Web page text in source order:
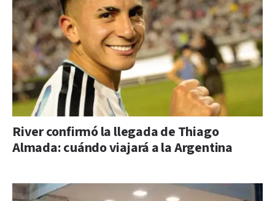
River confirmó la llegada de Thiago
Almada: cuándo viajará a la Argentina